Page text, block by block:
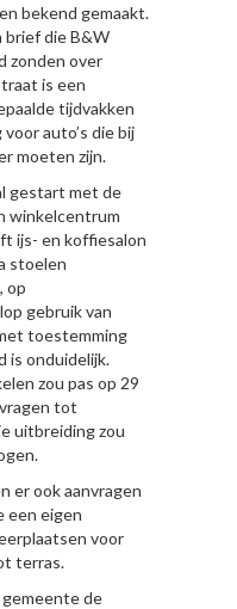
bekend gemaakt.
brief die B&W
zonden over
is een
tijdvakken
auto’s die bij
moeten zijn.
gestart met de
winkelcentrum
ijs- en koffiesalon
stoelen
op
gebruik van
toestemming
is onduidelijk.
zou pas op 29
tot
uitbreiding zou
er ook aanvragen
een eigen
voor
terras.
de